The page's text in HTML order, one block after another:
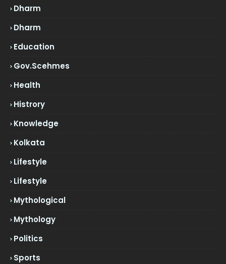
Dharm
Dharm
Education
Gov.scehmes
Health
Histrory
Knowledge
Kolkata
Lifestyle
Lifestyle
Mythological
Mythology
Politics
Sports